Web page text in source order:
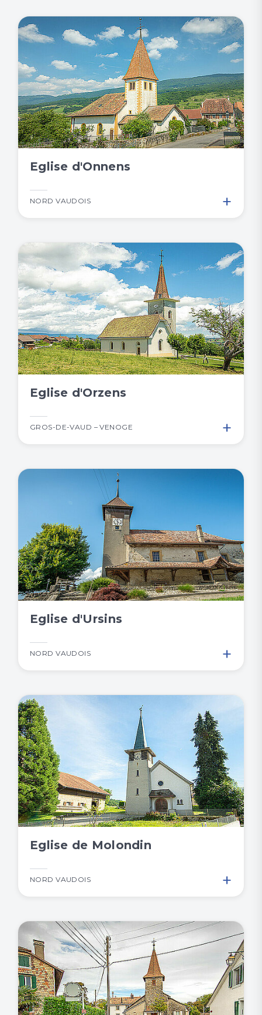
Eglise d'Onnens
NORD VAUDOIS +
Eglise d'Orzens
GROS-DE-VAUD – VENOGE +
Eglise d'Ursins
NORD VAUDOIS +
Eglise de Molondin
NORD VAUDOIS +